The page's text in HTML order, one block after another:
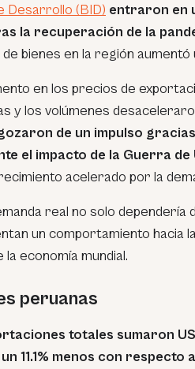
Desarrollo (BID) entraron en
la recuperación de la
bienes en la región aumentó
en los precios de
y los volúmenes
de un impulso
el impacto de la Guerra de
acelerado por la
real no solo dependería
un comportamiento hacia
economía mundial.
peruanas
totales sumaron
11.1% menos con respecto